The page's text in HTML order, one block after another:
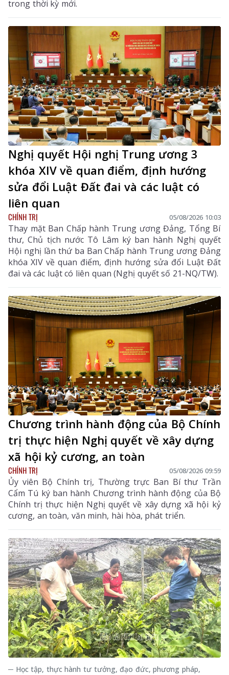
trong thời kỳ mới.
Nghị quyết Hội nghị Trung ương 3
khóa XIV về quan điểm, định hướng
sửa đổi Luật Đất đai và các luật có
liên quan
CHÍNH TRỊ 05/08/2026 10:03
Thay mặt Ban Chấp hành Trung ương Đảng, Tổng Bí
thư, Chủ tịch nước Tô Lâm ký ban hành Nghị quyết
Hội nghị lần thứ ba Ban Chấp hành Trung ương Đảng
khóa XIV về quan điểm, định hướng sửa đổi Luật Đất
đai và các luật có liên quan (Nghị quyết số 21-NQ/TW).
Chương trình hành động của Bộ Chính
trị thực hiện Nghị quyết về xây dựng
xã hội kỷ cương, an toàn
CHÍNH TRỊ 05/08/2026 09:59
Ủy viên Bộ Chính trị, Thường trực Ban Bí thư Trần
Cẩm Tú ký ban hành Chương trình hành động của Bộ
Chính trị thực hiện Nghị quyết về xây dựng xã hội kỷ
cương, an toàn, văn minh, hài hòa, phát triển.
─ Học tập, thực hành tư tưởng, đạo đức, phương pháp,